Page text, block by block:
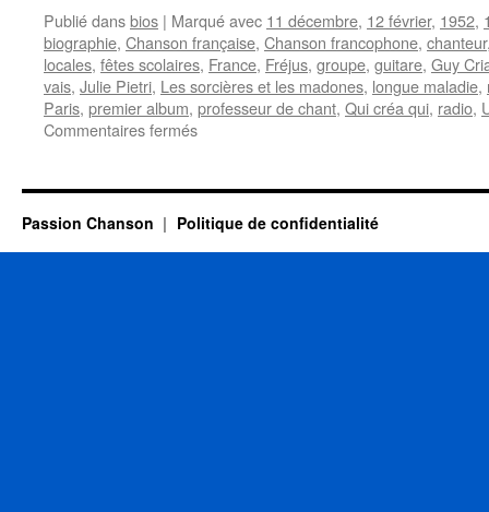
Publié dansbios | Marqué avec 11 décembre, 12 février, 1952,
biographie, Chanson française, Chanson francophone, chanteur
locales, fêtes scolaires, France, Fréjus, groupe, guitare, Guy
vais, Julie Pietri, Les sorcières et les madones, longue maladie,
Paris, premier album, professeur de chant, Qui créa qui, radio,
Commentaires ferméssur
Passion Chanson Politique de confidentialité